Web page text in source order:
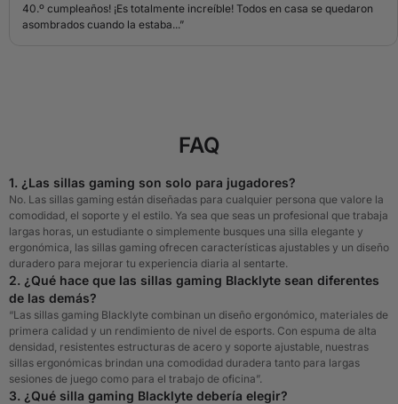
40.º cumpleaños! ¡Es totalmente increíble! Todos en casa se quedaron
asombrados cuando la estaba...”
FAQ
1. ¿Las sillas gaming son solo para jugadores?
No. Las sillas gaming están diseñadas para cualquier persona que valore la
comodidad, el soporte y el estilo. Ya sea que seas un profesional que trabaja
largas horas, un estudiante o simplemente busques una silla elegante y
ergonómica, las sillas gaming ofrecen características ajustables y un diseño
duradero para mejorar tu experiencia diaria al sentarte.
2. ¿Qué hace que las sillas gaming Blacklyte sean diferentes
de las demás?
“Las sillas gaming Blacklyte combinan un diseño ergonómico, materiales de
primera calidad y un rendimiento de nivel de esports. Con espuma de alta
densidad, resistentes estructuras de acero y soporte ajustable, nuestras
sillas ergonómicas brindan una comodidad duradera tanto para largas
sesiones de juego como para el trabajo de oficina”.
3. ¿Qué silla gaming Blacklyte debería elegir?